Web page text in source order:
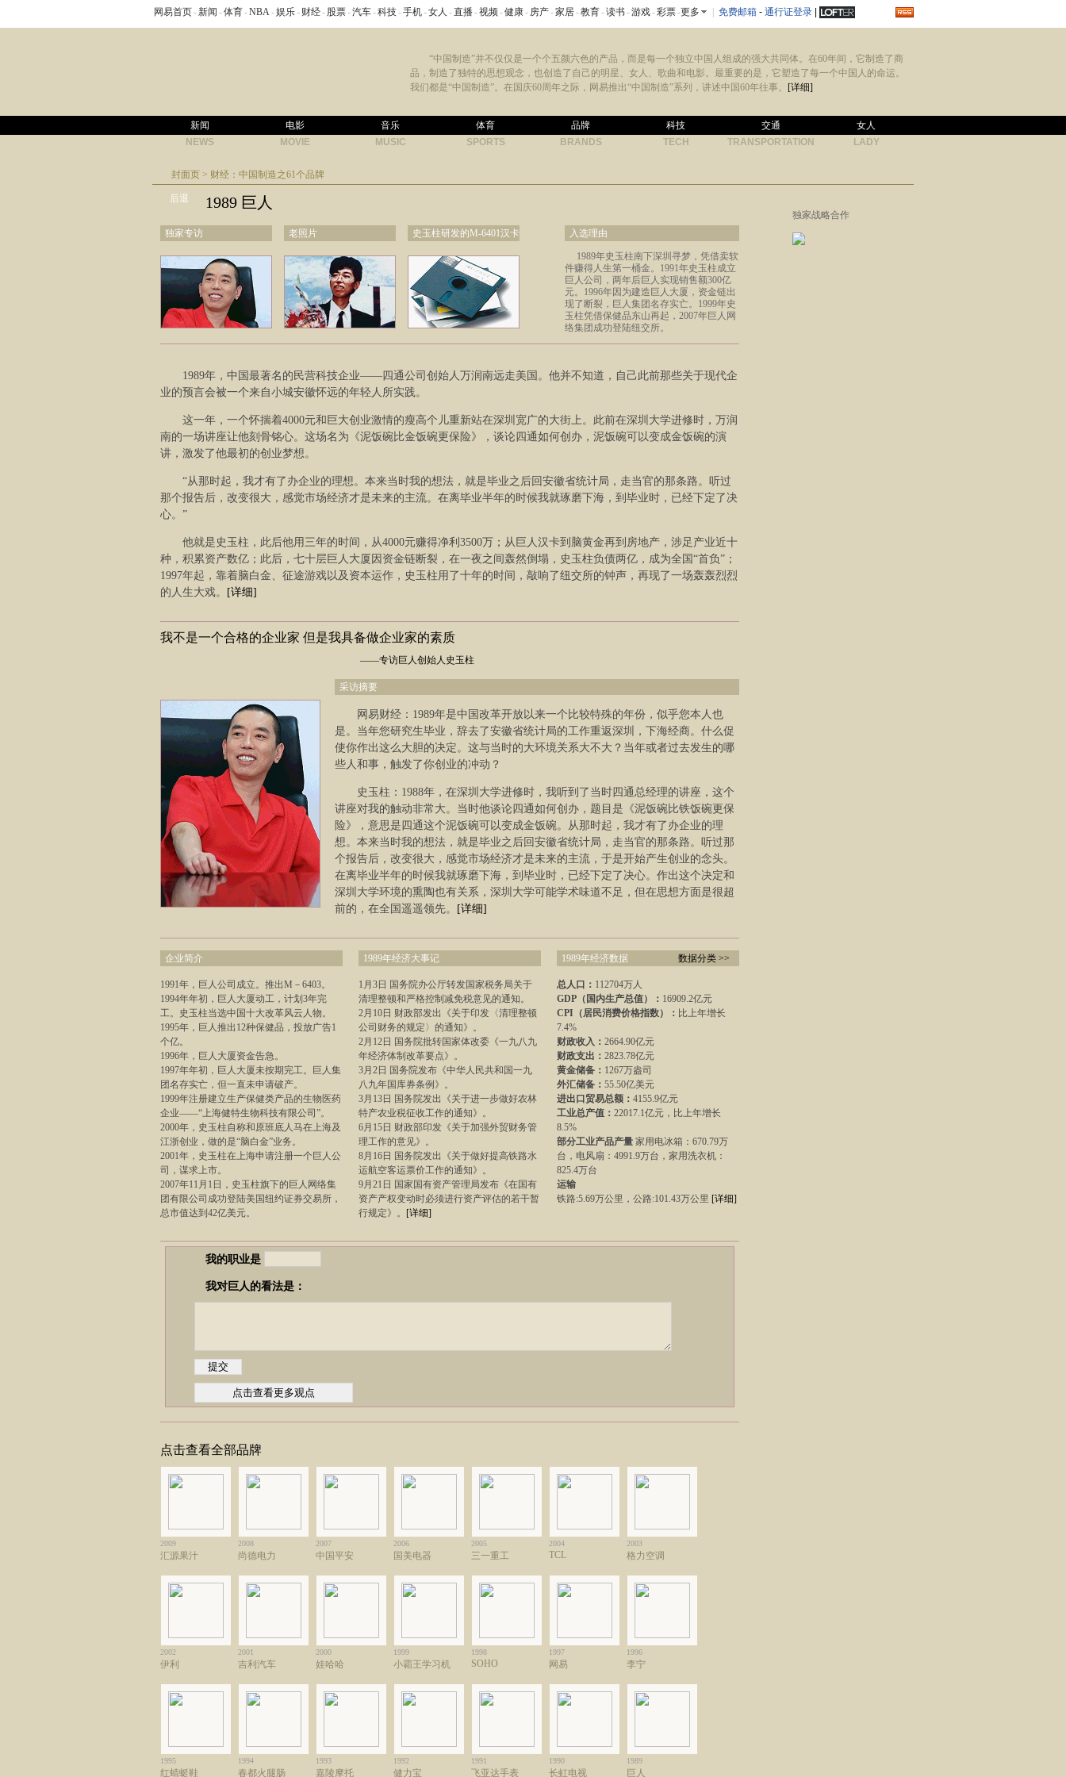
网易首页-新闻 -体育-NBA-娱乐- 财经- 股票-汽车-科技-手机-女人 -直播-视频-健康- 房产-家居-教育-读书-游戏-彩票-更多 免费邮箱 - 通行证登录
“中国制造”并不仅仅是一个个五颜六色的产品，而是每一个独立中国人组成的强大共同体。在60年间，它制造了商
品，制造了独特的思想观念，也创造了自己的明星、女人、歌曲和电影。最重要的是，它塑造了每一个中国人的命运。
我们都是“中国制造”。在国庆60周年之际，网易推出“中国制造”系列，讲述中国60年往事。 [详细]
新闻 电影 音乐 体育 品牌 科技 交通
女人
NEWS
MOVIE MUSIC SPORTS BRANDS TECH TRANSPORTATION LADY
封面页 > 财经：中国制造之61个品牌
后退 1989 巨人
独家专访 老照片 史玉柱研发的M-6401汉卡 入选理由
1989年史玉柱南下深圳寻梦，凭借卖软
件赚得人生第一桶金。1991年史玉柱成立
巨人公司，两年后巨人实现销售额300亿
元。1996年因为建造巨人大厦，资金链出
现了断裂，巨人集团名存实亡。1999年史
玉柱凭借保健品东山再起，2007年巨人网
络集团成功登陆纽交所。
1989年，中国最著名的民营科技企业——四通公司创始人万润南远走美国。他并不知道，自己此前那些关于现代企
业的预言会被一个来自小城安徽怀远的年轻人所实践。
这一年，一个怀揣着4000元和巨大创业激情的瘦高个儿重新站在深圳宽广的大街上。此前在深圳大学进修时，万润
南的一场讲座让他刻骨铭心。这场名为《泥饭碗比金饭碗更保险》，谈论四通如何创办，泥饭碗可以变成金饭碗的演
讲，激发了他最初的创业梦想。
“从那时起，我才有了办企业的理想。本来当时我的想法，就是毕业之后回安徽省统计局，走当官的那条路。听过
那个报告后，改变很大，感觉市场经济才是未来的主流。在离毕业半年的时候我就琢磨下海，到毕业时，已经下定了决
心。”
他就是史玉柱，此后他用三年的时间，从4000元赚得净利3500万；从巨人汉卡到脑黄金再到房地产，涉足产业近十
种，积累资产数亿；此后，七十层巨人大厦因资金链断裂，在一夜之间轰然倒塌，史玉柱负债两亿，成为全国“首负”；
1997年起，靠着脑白金、征途游戏以及资本运作，史玉柱用了十年的时间，敲响了纽交所的钟声，再现了一场轰轰烈烈
的人生大戏。
[详细]
我不是一个合格的企业家 但是我具备做企业家的素质
——专访巨人创始人史玉柱
采访摘要
网易财经：1989年是中国改革开放以来一个比较特殊的年份，似乎您本人也
是。当年您研究生毕业，辞去了安徽省统计局的工作重返深圳，下海经商。什么促
使你作出这么大胆的决定。这与当时的大环境关系大不大？当年或者过去发生的哪
些人和事，触发了你创业的冲动？
史玉柱：1988年，在深圳大学进修时，我听到了当时四通总经理的讲座，这个
讲座对我的触动非常大。当时他谈论四通如何创办，题目是《泥饭碗比铁饭碗更保
险》，意思是四通这个泥饭碗可以变成金饭碗。从那时起，我才有了办企业的理
想。本来当时我的想法，就是毕业之后回安徽省统计局，走当官的那条路。听过那
个报告后，改变很大，感觉市场经济才是未来的主流，于是开始产生创业的念头。
在离毕业半年的时候我就琢磨下海，到毕业时，已经下定了决心。作出这个决定和
深圳大学环境的熏陶也有关系，深圳大学可能学术味道不足，但在思想方面是很超
前的，在全国遥遥领先。
[详细]
企业简介 1989年经济大事记 1989年经济数据 数据分类 >>
1991年，巨人公司成立。推出M－6403。
1994年年初，巨人大厦动工，计划3年完
工。史玉柱当选中国十大改革风云人物。
1995年，巨人推出12种保健品，投放广告1
个亿。
1996年，巨人大厦资金告急。
1997年年初，巨人大厦未按期完工。巨人集
团名存实亡，但一直未申请破产。
1999年注册建立生产保健类产品的生物医药
企业——“上海健特生物科技有限公司”。
2000年，史玉柱自称和原班底人马在上海及
江浙创业，做的是“脑白金”业务。
2001年，史玉柱在上海申请注册一个巨人公
司，谋求上市。
2007年11月1日，史玉柱旗下的巨人网络集
团有限公司成功登陆美国纽约证券交易所，
总市值达到42亿美元。
1月3日 国务院办公厅转发国家税务局关于
清理整顿和严格控制减免税意见的通知。
2月10日 财政部发出《关于印发〈清理整顿
公司财务的规定〉的通知》。
2月12日 国务院批转国家体改委《一九八九
年经济体制改革要点》。
3月2日 国务院发布《中华人民共和国一九
八九年国库券条例》。
3月13日 国务院发出《关于进一步做好农林
特产农业税征收工作的通知》。
6月15日 财政部印发《关于加强外贸财务管
理工作的意见》。
8月16日 国务院发出《关于做好提高铁路水
运航空客运票价工作的通知》。
9月21日 国家国有资产管理局发布《在国有
资产产权变动时必须进行资产评估的若干暂
行规定》。 [详细]
总人口： 112704万人
GDP（国内生产总值）： 16909.2亿元
CPI（居民消费价格指数）： 比上年增长
7.4%
财政收入： 2664.90亿元
财政支出： 2823.78亿元
黄金储备： 1267万盎司
外汇储备： 55.50亿美元
进出口贸易总额： 4155.9亿元
工业总产值： 22017.1亿元，比上年增长
8.5%
部分工业产品产量 家用电冰箱：670.79万
台，电风扇：4991.9万台，家用洗衣机：
825.4万台
运输
铁路:5.69万公里，公路:101.43万公里 [详细]
我的职业是
我对巨人的看法是：
点击查看全部品牌
2009
汇源果汁
2008
尚德电力
2007
中国平安
2006
国美电器
2005
三一重工
2004
TCL
2003
格力空调
2002
伊利
2001
吉利汽车
2000
娃哈哈
1999
小霸王学习机
1998
SOHO
1997
网易
1996
李宁
1995
红蜻蜓鞋
1994
春都火腿肠
1993
嘉陵摩托
1992
健力宝
1991
飞亚达手表
1990
长虹电视
1989
巨人
独家战略合作